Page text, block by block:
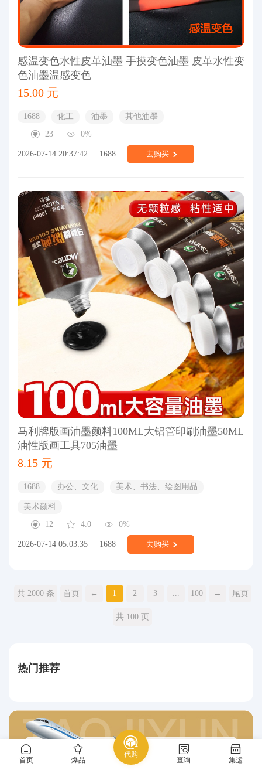
首页 爆品
代购
查询 集运
感温变色水性皮革油墨 手摸变色油墨 皮革水性变
色油墨温感变色
15.00 元
1688 化工 油墨
其他油墨
23
0%
2026-07-14 20:37:42 1688 去购买
马利牌版画油墨颜料100ML大铝管印刷油墨50ML
油性版画工具705油墨
8.15 元
1688 办公、文化 美术、书法、绘图用品
美术颜料
12
4.0 0%
2026-07-14 05:03:35 1688 去购买
共 2000 条 首页 ← 1 2 3 ... 100 → 尾页
共 100 页
热门推荐